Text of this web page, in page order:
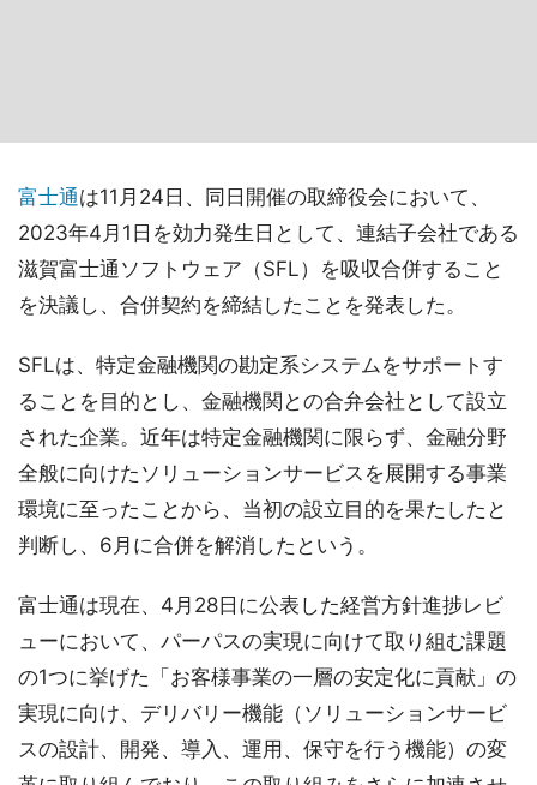
富士通は11月24日、同日開催の取締役会において、
2023年4月1日を効力発生日として、連結子会社である
滋賀富士通ソフトウェア（SFL）を吸収合併すること
を決議し、合併契約を締結したことを発表した。
SFLは、特定金融機関の勘定系システムをサポートす
ることを目的とし、金融機関との合弁会社として設立
された企業。近年は特定金融機関に限らず、金融分野
全般に向けたソリューションサービスを展開する事業
環境に至ったことから、当初の設立目的を果たしたと
判断し、6月に合併を解消したという。
富士通は現在、4月28日に公表した経営方針進捗レビ
ューにおいて、パーパスの実現に向けて取り組む課題
の1つに挙げた「お客様事業の一層の安定化に貢献」の
実現に向け、デリバリー機能（ソリューションサービ
スの設計、開発、導入、運用、保守を行う機能）の変